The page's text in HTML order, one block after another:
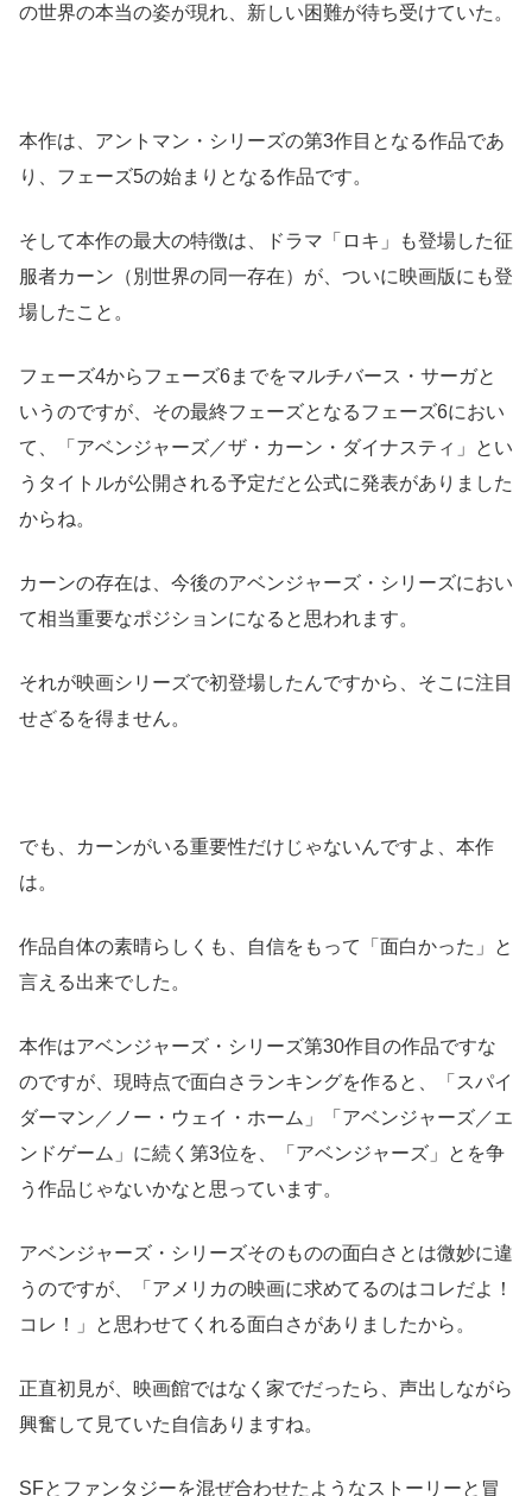
の世界の本当の姿が現れ、新しい困難が待ち受けていた。
本作は、アントマン・シリーズの第3作目となる作品であ
り、フェーズ5の始まりとなる作品です。
そして本作の最大の特徴は、ドラマ「ロキ」も登場した征
服者カーン（別世界の同一存在）が、ついに映画版にも登
場したこと。
フェーズ4からフェーズ6までをマルチバース・サーガと
いうのですが、その最終フェーズとなるフェーズ6におい
て、「アベンジャーズ／ザ・カーン・ダイナスティ」とい
うタイトルが公開される予定だと公式に発表がありました
からね。
カーンの存在は、今後のアベンジャーズ・シリーズにおい
て相当重要なポジションになると思われます。
それが映画シリーズで初登場したんですから、そこに注目
せざるを得ません。
でも、カーンがいる重要性だけじゃないんですよ、本作
は。
作品自体の素晴らしくも、自信をもって「面白かった」と
言える出来でした。
本作はアベンジャーズ・シリーズ第30作目の作品ですな
のですが、現時点で面白さランキングを作ると、「スパイ
ダーマン／ノー・ウェイ・ホーム」「アベンジャーズ／エ
ンドゲーム」に続く第3位を、「アベンジャーズ」とを争
う作品じゃないかなと思っています。
アベンジャーズ・シリーズそのものの面白さとは微妙に違
うのですが、「アメリカの映画に求めてるのはコレだよ！
コレ！」と思わせてくれる面白さがありましたから。
正直初見が、映画館ではなく家でだったら、声出しながら
興奮して見ていた自信ありますね。
SFとファンタジーを混ぜ合わせたようなストーリーと冒